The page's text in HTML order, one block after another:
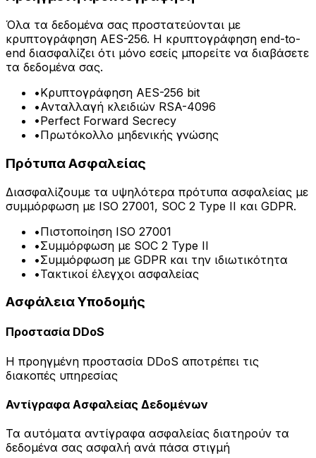
Όλα τα δεδομένα σας προστατεύονται με
κρυπτογράφηση AES-256. Η κρυπτογράφηση end-to-
end διασφαλίζει ότι μόνο εσείς μπορείτε να διαβάσετε
τα δεδομένα σας.
•Κρυπτογράφηση AES-256 bit
•Ανταλλαγή κλειδιών RSA-4096
•Perfect Forward Secrecy
•Πρωτόκολλο μηδενικής γνώσης
Πρότυπα Ασφαλείας
Διασφαλίζουμε τα υψηλότερα πρότυπα ασφαλείας με
συμμόρφωση με ISO 27001, SOC 2 Type II και GDPR.
•Πιστοποίηση ISO 27001
•Συμμόρφωση με SOC 2 Type II
•Συμμόρφωση με GDPR και την ιδιωτικότητα
•Τακτικοί έλεγχοι ασφαλείας
Ασφάλεια Υποδομής
Προστασία DDoS
Η προηγμένη προστασία DDoS αποτρέπει τις
διακοπές υπηρεσίας
Αντίγραφα Ασφαλείας Δεδομένων
Τα αυτόματα αντίγραφα ασφαλείας διατηρούν τα
δεδομένα σας ασφαλή ανά πάσα στιγμή